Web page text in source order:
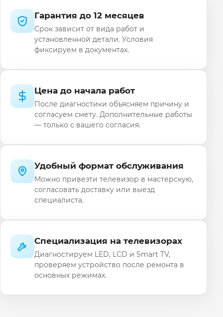
Гарантия до 12 месяцев
Срок зависит от вида работ и
установленной детали. Условия
фиксируем в документах.
Цена до начала работ
После диагностики объясняем причину и
согласуем смету. Дополнительные работы
— только с вашего согласия.
Удобный формат обслуживания
Можно привезти телевизор в мастерскую,
согласовать доставку или выезд
специалиста.
Специализация на телевизорах
Диагностируем LED, LCD и Smart TV,
проверяем устройство после ремонта в
основных режимах.